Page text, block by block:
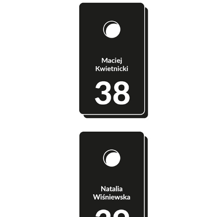
Szatnia 38 - Maciej Kwietnicki
Szatnia 39 - Natalia Wiśniewska